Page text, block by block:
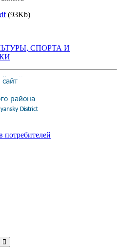
(93Kb)
СПОРТА И